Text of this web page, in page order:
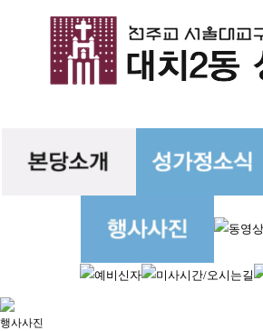
행사사진